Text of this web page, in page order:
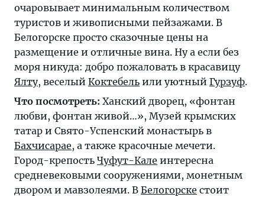
очаровывает минимальным количеством
туристов и живописными пейзажами. В
Белогорске просто сказочные цены на
размещение и отличные вина. Ну а если без
моря никуда: добро пожаловать в красавицу
Ялту, веселый Коктебель или уютный Гурзуф.
Что посмотреть: Ханский дворец, «фонтан
любви, фонтан живой…», Музей крымских
татар и Свято-Успенский монастырь в
Бахчисарае, а также красочные мечети.
Город-крепость Чуфут-Кале интересна
средневековыми сооружениями, монетным
двором и мавзолеями. В Белогорске стоит